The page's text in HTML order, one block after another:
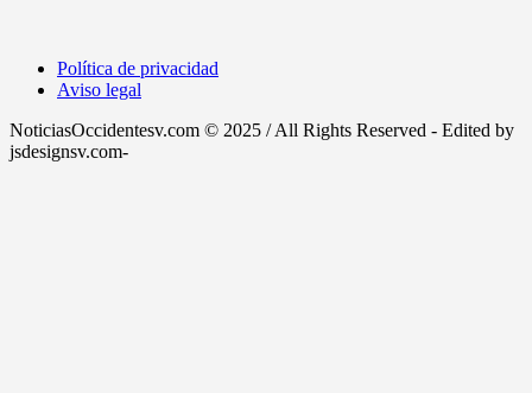
Política de privacidad
Aviso legal
NoticiasOccidentesv.com © 2025 / All Rights Reserved - Edited by
jsdesignsv.com-